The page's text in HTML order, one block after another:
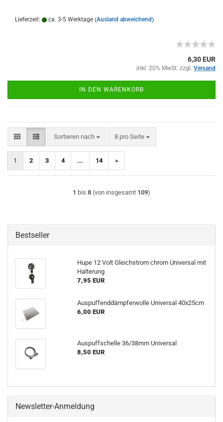
Lieferzeit: ca. 3-5 Werktage (Ausland abweichend)
6,30 EUR
inkl. 20% MwSt. zzgl. Versand
IN DEN WARENKORB
Sortieren nach
Sortieren nach 8 pro Seite
pro Seite
1 2 3 4 ... 14 »
1 bis 8 (von insgesamt 109)
Bestseller
Hupe 12 Volt Gleichstrom chrom Universal mit
Halterung
7,95 EUR
Auspuffenddämpferwolle Universal 40x25cm
6,00 EUR
Auspuffschelle 36/38mm Universal
8,50 EUR
Newsletter-Anmeldung